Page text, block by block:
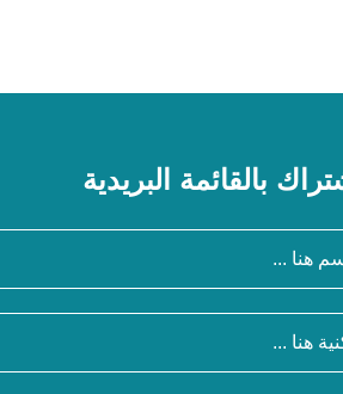
بالقائمة البريدية